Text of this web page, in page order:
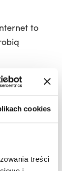
cookies
treści
to